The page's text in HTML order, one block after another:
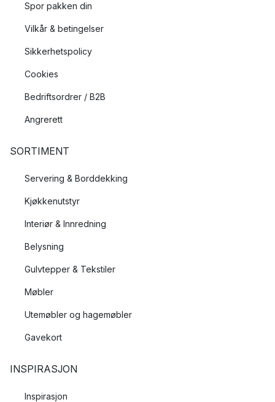
Spor pakken din
Vilkår & betingelser
Sikkerhetspolicy
Cookies
Bedriftsordrer / B2B
Angrerett
SORTIMENT
Servering & Borddekking
Kjøkkenutstyr
Interiør & Innredning
Belysning
Gulvtepper & Tekstiler
Møbler
Utemøbler og hagemøbler
Gavekort
INSPIRASJON
Inspirasjon